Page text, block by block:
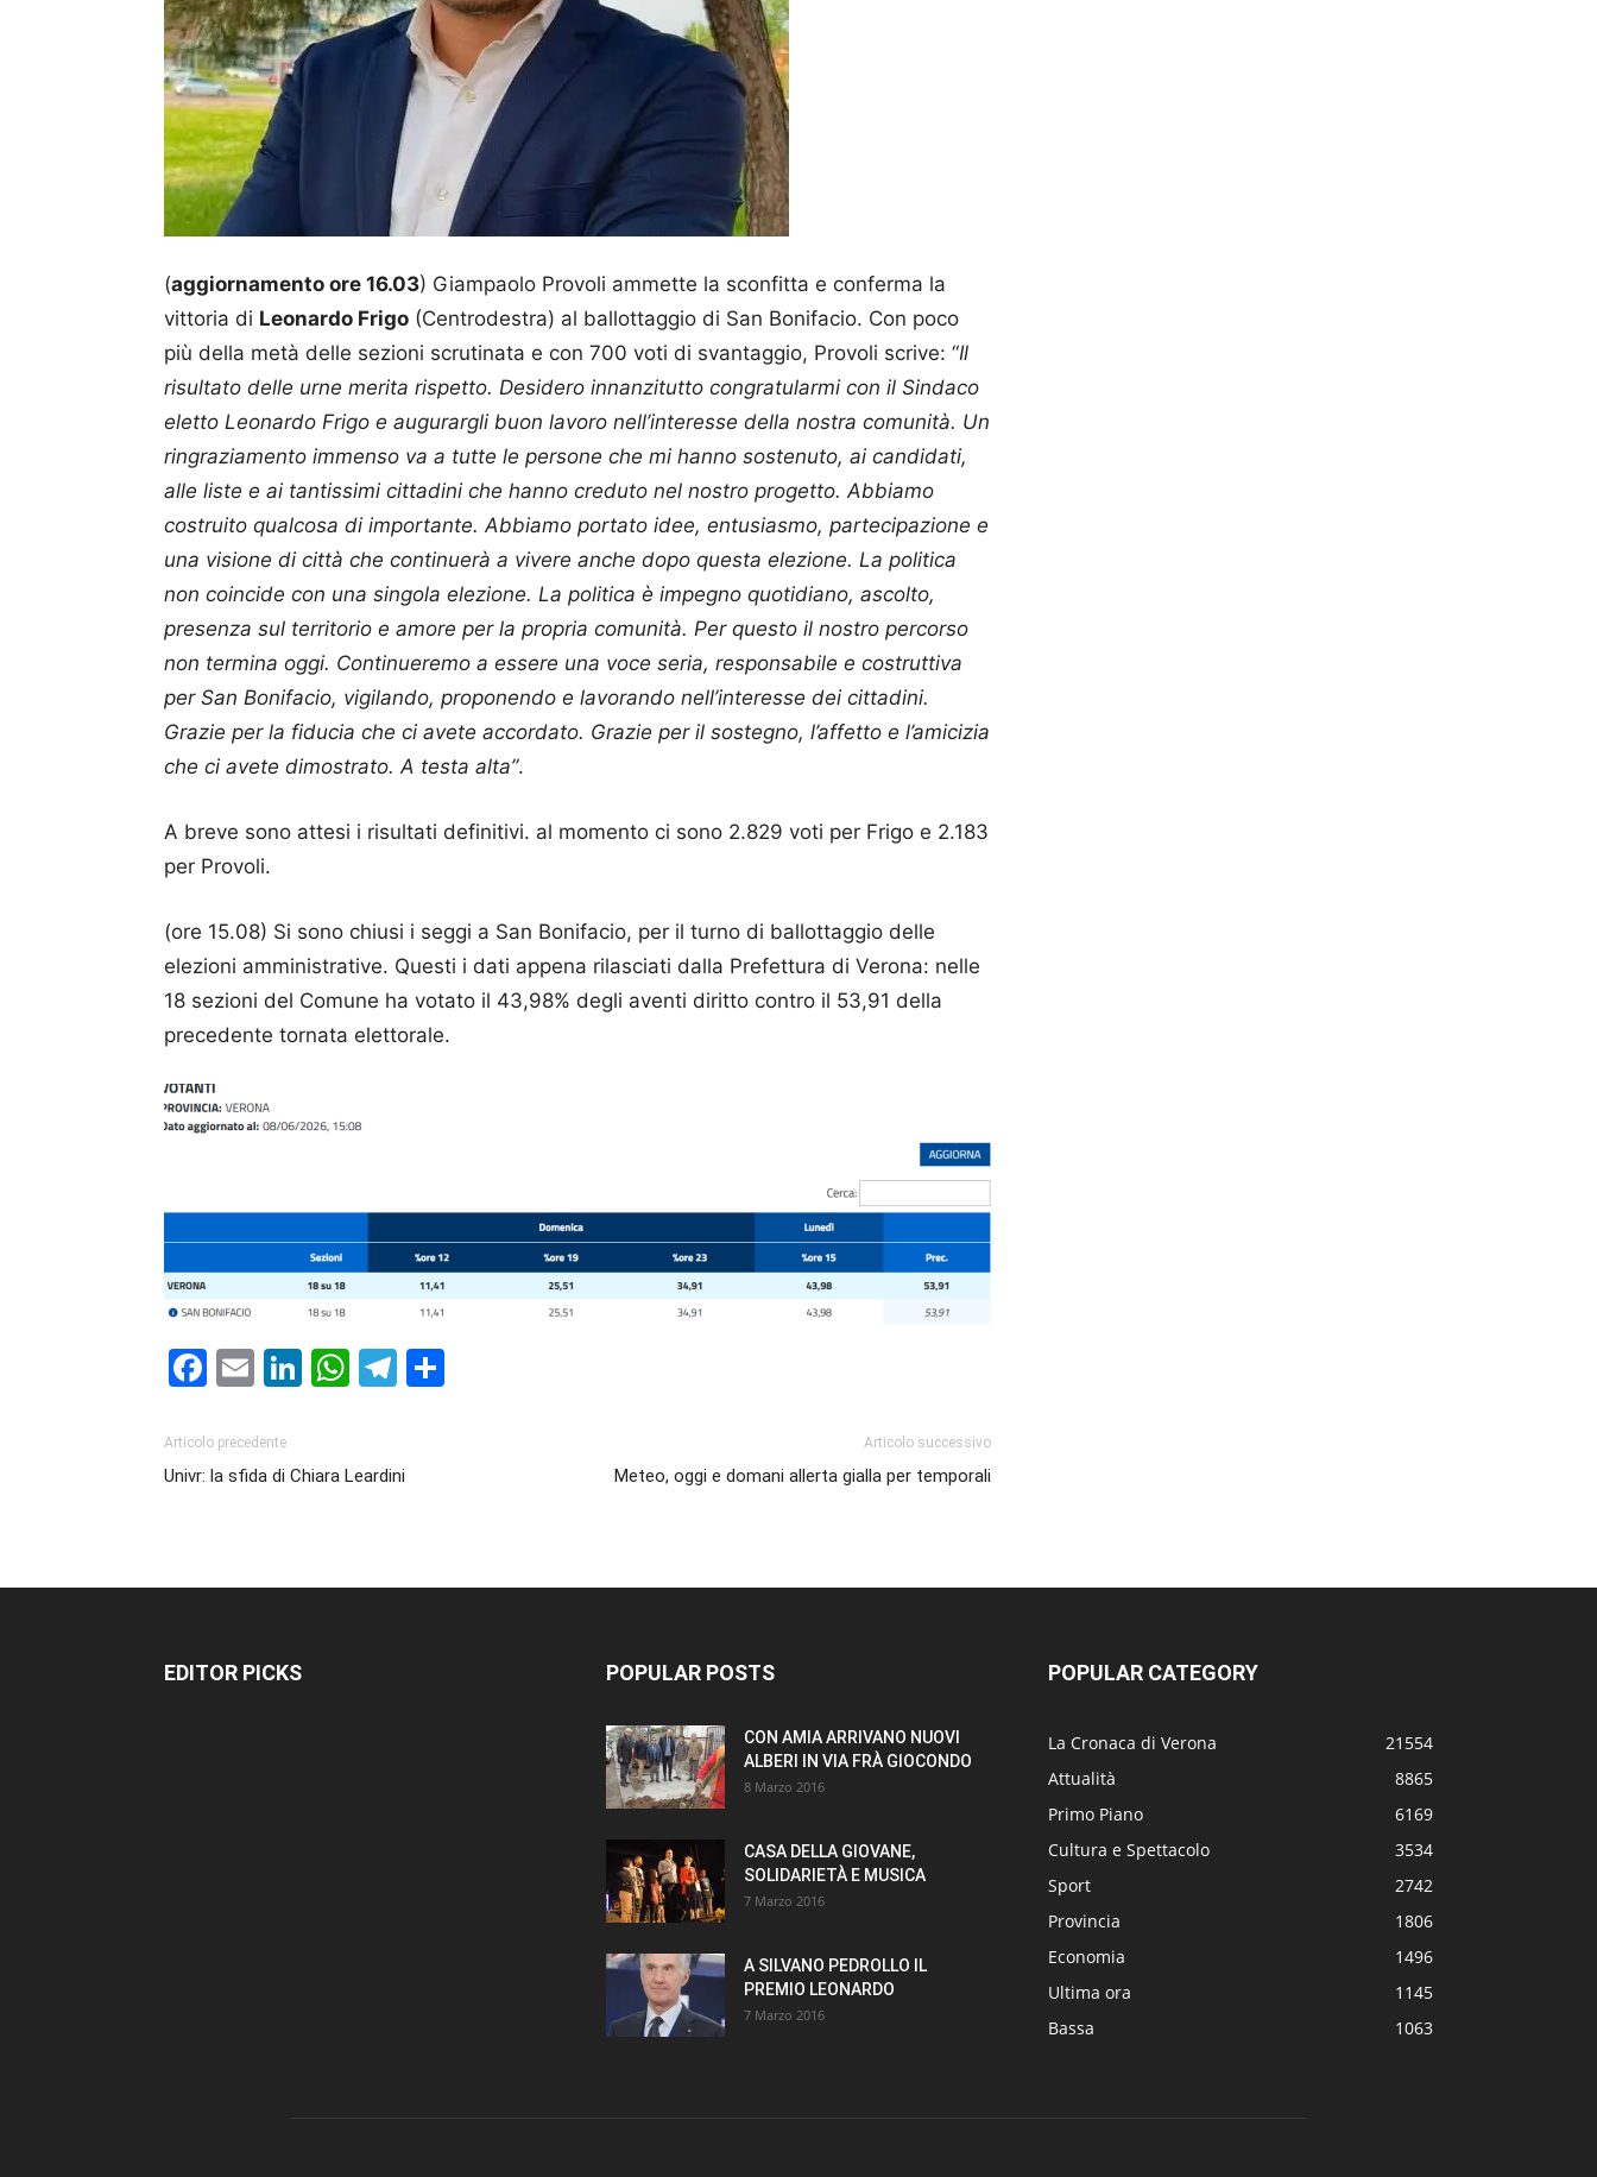
(aggiornamento ore 16.03) Giampaolo Provoli ammette la sconfitta e conferma la
vittoria di Leonardo Frigo (Centrodestra) al ballottaggio di San Bonifacio. Con poco
più della metà delle sezioni scrutinata e con 700 voti di svantaggio, Provoli scrive: “Il
risultato delle urne merita rispetto. Desidero innanzitutto congratularmi con il Sindaco
eletto Leonardo Frigo e augurargli buon lavoro nell’interesse della nostra comunità. Un
ringraziamento immenso va a tutte le persone che mi hanno sostenuto, ai candidati,
alle liste e ai tantissimi cittadini che hanno creduto nel nostro progetto. Abbiamo
costruito qualcosa di importante. Abbiamo portato idee, entusiasmo, partecipazione e
una visione di città che continuerà a vivere anche dopo questa elezione. La politica
non coincide con una singola elezione. La politica è impegno quotidiano, ascolto,
presenza sul territorio e amore per la propria comunità. Per questo il nostro percorso
non termina oggi. Continueremo a essere una voce seria, responsabile e costruttiva
per San Bonifacio, vigilando, proponendo e lavorando nell’interesse dei cittadini.
Grazie per la fiducia che ci avete accordato. Grazie per il sostegno, l’affetto e l’amicizia
che ci avete dimostrato. A testa alta”.
A breve sono attesi i risultati definitivi. al momento ci sono 2.829 voti per Frigo e 2.183
per Provoli.
(ore 15.08) Si sono chiusi i seggi a San Bonifacio, per il turno di ballottaggio delle
elezioni amministrative. Questi i dati appena rilasciati dalla Prefettura di Verona: nelle
18 sezioni del Comune ha votato il 43,98% degli aventi diritto contro il 53,91 della
precedente tornata elettorale.
Facebook
EmailLinkedIn
WhatsApp
Telegram
Articolo precedente
Univr: la sfida di Chiara Leardini
Articolo successivo
Meteo, oggi e domani allerta gialla per temporali
EDITOR PICKS POPULAR POSTS
CON AMIA ARRIVANO NUOVI
ALBERI IN VIA FRÀ GIOCONDO
8 Marzo 2016
CASA DELLA GIOVANE,
SOLIDARIETÀ E MUSICA
7 Marzo 2016
A SILVANO PEDROLLO IL
PREMIO LEONARDO
7 Marzo 2016
POPULAR CATEGORY
La Cronaca di Verona
21554
Attualità
8865
Primo Piano
6169
Cultura e Spettacolo
3534
Sport
2742
Provincia
1806
Economia
1496
Ultima ora
1145
Bassa
1063